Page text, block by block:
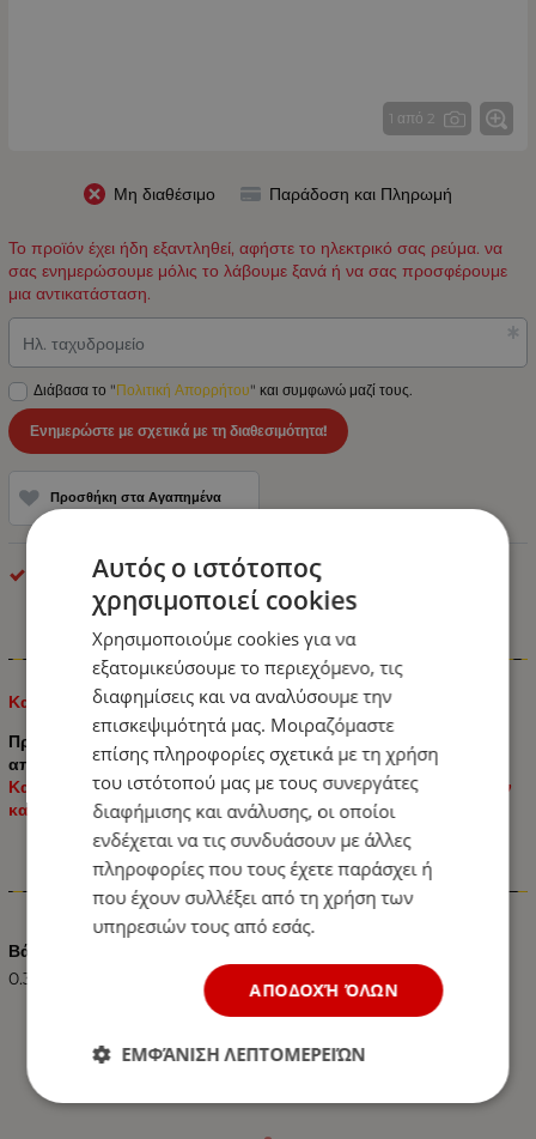
1 από 2
Μη διαθέσιμο Παράδοση και Πληρωμή
Το προϊόν έχει ήδη εξαντληθεί, αφήστε το ηλεκτρικό σας ρεύμα. να
σας ενημερώσουμε μόλις το λάβουμε ξανά ή να σας προσφέρουμε
μια αντικατάσταση.
Ηλ. ταχυδρομείο
Διάβασα το "Πολιτική Απορρήτου" και συμφωνώ μαζί τους.
Ενημερώστε με σχετικά με τη διαθεσιμότητα!
Προσθήκη στα Αγαπημένα
Dunlop
Πληροφορίες
Καπάκια βαλβίδων Αλουμινίου Γκρι 4 Τεμάχια
Προστατεύουν αποτελεσματικά το εσωτερικό της βαλβίδας
από την διάβρωση και την σκόνη.
Κατάλληλα για τοποθέτηση σε όλες τις βαλβίδες αυτοκινήτων
και μοτοσυκλετών.
Χαρακτηριστικά
Βάρος (kg.)
0.30
Αυτός ο ιστότοπος
χρησιμοποιεί cookies
Χρησιμοποιούμε cookies για να
εξατομικεύσουμε το περιεχόμενο, τις
διαφημίσεις και να αναλύσουμε την
επισκεψιμότητά μας. Μοιραζόμαστε
επίσης πληροφορίες σχετικά με τη χρήση
του ιστότοπού μας με τους συνεργάτες
διαφήμισης και ανάλυσης, οι οποίοι
ενδέχεται να τις συνδυάσουν με άλλες
πληροφορίες που τους έχετε παράσχει ή
που έχουν συλλέξει από τη χρήση των
υπηρεσιών τους από εσάς.
ΑΠΟΔΟΧΉ ΌΛΩΝ
ΕΜΦΆΝΙΣΗ ΛΕΠΤΟΜΕΡΕΙΏΝ